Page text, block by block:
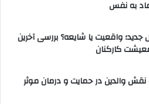
به نفس
واقعیت یا شایعه؟ بررسی آخرین
کارکنان
والدین در حمایت و درمان موثر